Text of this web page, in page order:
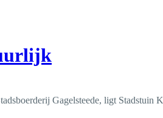
Gagelsteede, ligt